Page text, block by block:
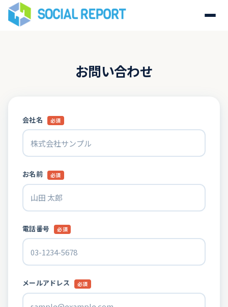
お問い合わせ
会社名 必須
お名前 必須
電話番号 必須
メールアドレス 必須